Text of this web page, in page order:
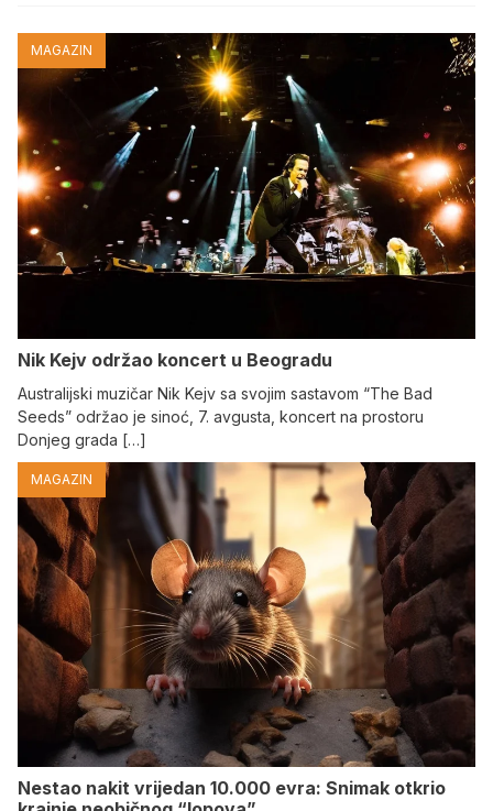
MAGAZIN
Nik Kejv održao koncert u Beogradu
Australijski muzičar Nik Kejv sa svojim sastavom “The Bad
Seeds” održao je sinoć, 7. avgusta, koncert na prostoru
Donjeg grada […]
MAGAZIN
Nestao nakit vrijedan 10.000 evra: Snimak otkrio